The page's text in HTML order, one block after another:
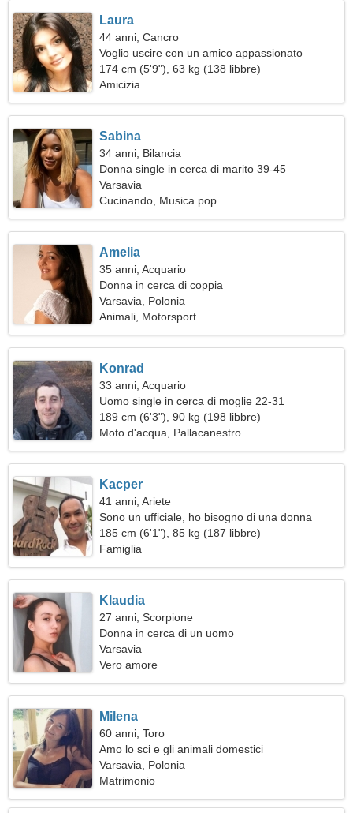
Laura
44 anni, Cancro
Voglio uscire con un amico appassionato
174 cm (5'9"), 63 kg (138 libbre)
Amicizia
Sabina
34 anni, Bilancia
Donna single in cerca di marito 39-45
Varsavia
Cucinando, Musica pop
Amelia
35 anni, Acquario
Donna in cerca di coppia
Varsavia, Polonia
Animali, Motorsport
Konrad
33 anni, Acquario
Uomo single in cerca di moglie 22-31
189 cm (6'3"), 90 kg (198 libbre)
Moto d'acqua, Pallacanestro
Kacper
41 anni, Ariete
Sono un ufficiale, ho bisogno di una donna
eccezionale
185 cm (6'1"), 85 kg (187 libbre)
Famiglia
Klaudia
27 anni, Scorpione
Donna in cerca di un uomo
Varsavia
Vero amore
Milena
60 anni, Toro
Amo lo sci e gli animali domestici
Varsavia, Polonia
Matrimonio